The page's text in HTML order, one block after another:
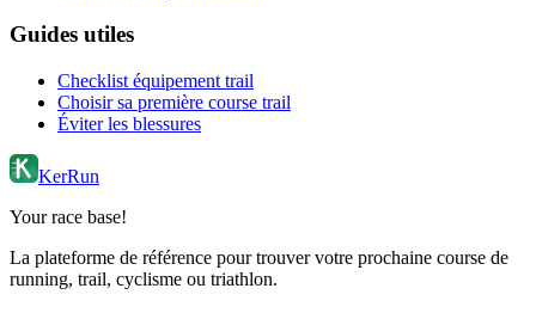
Guides utiles
Checklist équipement trail
Choisir sa première course trail
Éviter les blessures
KerRun
Your race base!
La plateforme de référence pour trouver votre prochaine course de
running, trail, cyclisme ou triathlon.